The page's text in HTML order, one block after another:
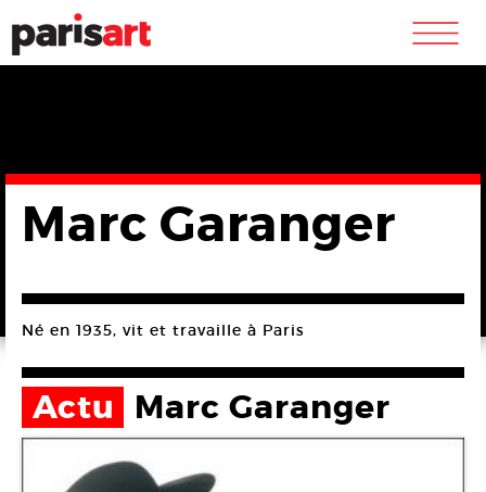
m
Marc Garanger
Né en 1935, vit et travaille à Paris
Actu Marc Garanger